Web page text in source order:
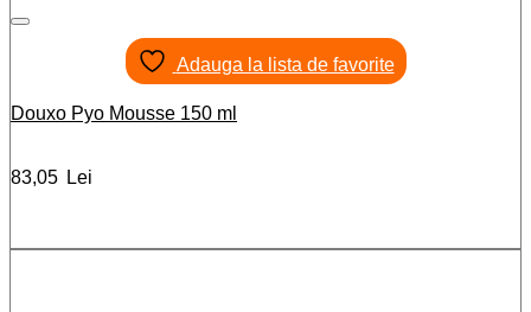
Adauga la lista de favorite
Douxo Pyo Mousse 150 ml
83,05 Lei